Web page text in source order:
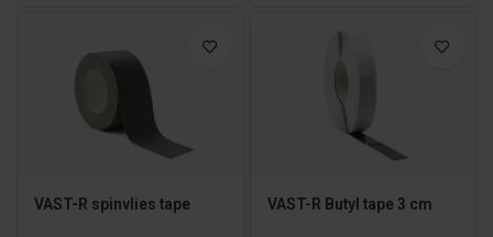
VAST-R spinvlies tape VAST-R Butyl tape 3 cm